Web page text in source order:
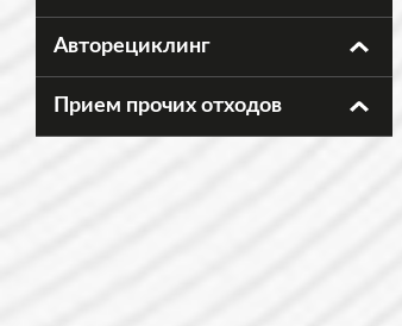
Авторециклинг
Прием прочих отходов